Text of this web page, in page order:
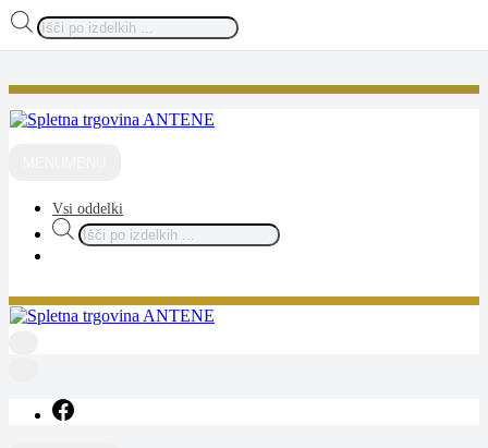
Skip
to
content
Vsi oddelki
Products
search
Products
search